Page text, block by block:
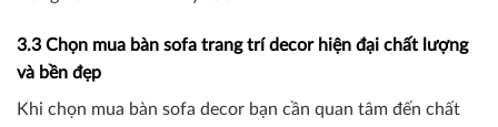
3.3 Chọn mua bàn sofa trang trí decor hiện đại chất lượng
và bền đẹp
Khi chọn mua bàn sofa decor bạn cần quan tâm đến chất